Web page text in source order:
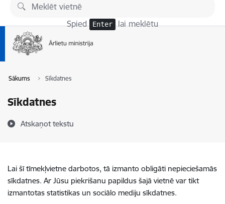
Pāriet uz lapas saturu
Spied Enter lai meklētu
Sākums Sīkdatnes
Sīkdatnes
Atskaņot tekstu
Lai šī tīmekļvietne darbotos, tā izmanto obligāti nepieciešamās
sīkdatnes. Ar Jūsu piekrišanu papildus šajā vietnē var tikt
izmantotas statistikas un sociālo mediju sīkdatnes.